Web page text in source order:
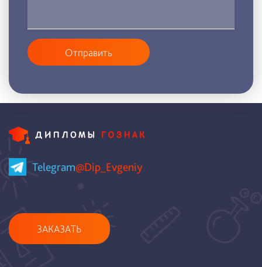
Отправить
Telegram@Dip_Evgeniy
ЗАКАЗАТЬ